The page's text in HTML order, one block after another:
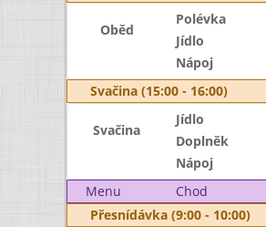
Oběd
Polévka
Jídlo
Nápoj
Svačina (15:00 - 16:00)
Svačina
Jídlo
Doplněk
Nápoj
Menu
Chod
Přesnídávka (9:00 - 10:00)